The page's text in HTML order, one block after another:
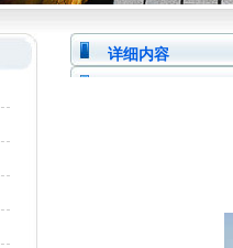
详细内容